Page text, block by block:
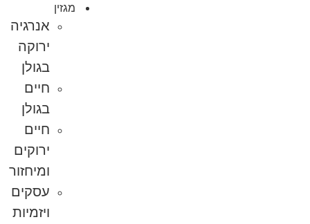
מגזין
אנרגיה
ירוקה
בגולן
חיים
בגולן
חיים
ירוקים
ומיחזור
עסקים
ויזמיות